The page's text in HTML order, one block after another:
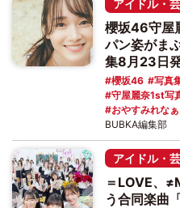
アイドル・
櫻坂46守屋
パン姿がま
集8月23日
櫻坂46 写真
守屋麗奈1st写
おやすみれなぁ
BUBKA編集部
アイドル・
＝LOVE、
う合同楽曲